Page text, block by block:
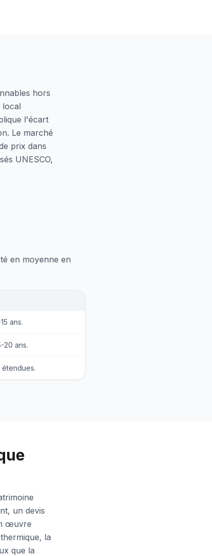
hors
local
l'écart
Le marché
prix dans
UNESCO,
en moyenne en
ans.
20 ans.
étendues.
un devis
œuvre
la
que la